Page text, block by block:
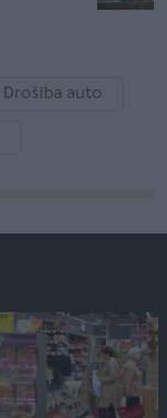
Drošība auto